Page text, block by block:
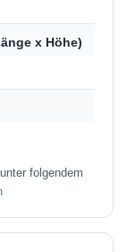
x Höhe)
folgendem